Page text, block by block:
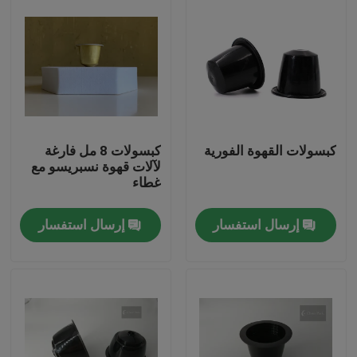
المنتجات
كبسولات القهوة الفورية
إرسال استفسار
كبسولات 8 مل فارغة
لآلات قهوة نسبريسو مع
غطاء
إرسال استفسار